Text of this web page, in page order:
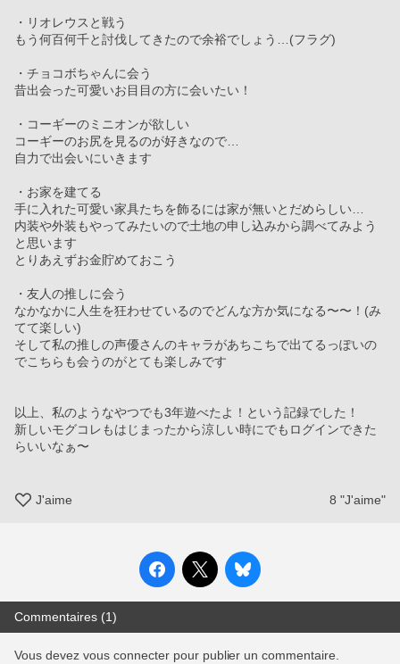
・リオレウスと戦う
もう何百何千と討伐してきたので余裕でしょう…(フラグ)
・チョコボちゃんに会う
昔出会った可愛いお目目の方に会いたい！
・コーギーのミニオンが欲しい
コーギーのお尻を見るのが好きなので…
自力で出会いにいきます
・お家を建てる
手に入れた可愛い家具たちを飾るには家が無いとだめらしい…
内装や外装もやってみたいので土地の申し込みから調べてみよう
と思います
とりあえずお金貯めておこう
・友人の推しに会う
なかなかに人生を狂わせているのでどんな方か気になる〜〜！(み
てて楽しい)
そして私の推しの声優さんのキャラがあちこちで出てるっぽいの
でこちらも会うのがとても楽しみです
以上、私のようなやつでも3年遊べたよ！という記録でした！
新しいモグコレもはじまったから涼しい時にでもログインできた
らいいなぁ〜
J'aime 8 "J'aime"
Commentaires (1)
Vous devez vous connecter pour publier un commentaire.